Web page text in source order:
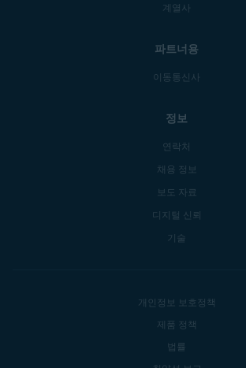
계열사
파트너용
이동통신사
정보
연락처
채용 정보
보도 자료
디지털 신뢰
기술
개인정보 보호정책
제품 정책
법률